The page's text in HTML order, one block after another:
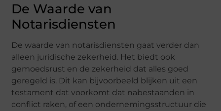
De Waarde van
Notarisdiensten
De waarde van notarisdiensten gaat verder dan
alleen juridische zekerheid. Het biedt ook
gemoedsrust en de zekerheid dat alles goed
geregeld is. Dit kan bijvoorbeeld blijken uit een
testament dat voorkomt dat nabestaanden in
conflict raken, of een ondernemingsstructuur die